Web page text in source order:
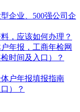
企业、500强公司企
，应该如何办理？
年报，工商年检网
时间及入口）？
户年报填报指南
）？